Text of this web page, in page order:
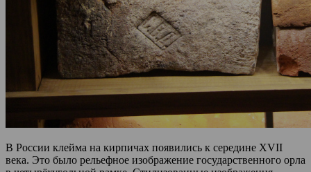
В России клейма на кирпичах появились к середине XVII
века. Это было рельефное изображение государственного орла